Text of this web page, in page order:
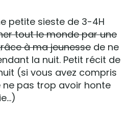
petite sieste de 3-4H
tout le monde par une
à ma jeunesse de ne
la nuit. Petit récit de
(si vous avez compris
pas trop avoir honte